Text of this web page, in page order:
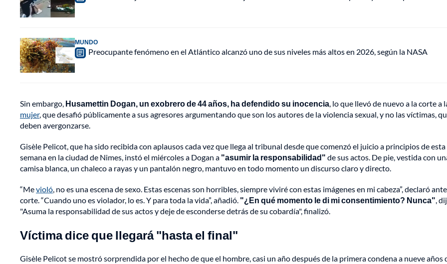
MUNDO
Preocupante fenómeno en el Atlántico alcanzó uno de sus niveles más altos en 2026, según la NASA
Sin embargo, Husamettin Dogan, un exobrero de 44 años, ha defendido su inocencia, lo que llevó de nuevo a la corte a
mujer, que desafió públicamente a sus agresores argumentando que son los autores de la violencia sexual, y no las víctimas,
deben avergonzarse.
Gisèle Pelicot, que ha sido recibida con aplausos cada vez que llega al tribunal desde que comenzó el juicio a principios de esta
semana en la ciudad de Nimes, instó el miércoles a Dogan a "asumir la responsabilidad" de sus actos. De pie, vestida con
camisa blanca, un chaleco a rayas y un pantalón negro, mantuvo en todo momento un discurso claro y directo.
“Mevioló, no es una escena de sexo. Estas escenas son horribles, siempre viviré con estas imágenes en mi cabeza”, declaró
corte. “Cuando uno es violador, lo es. Y para toda la vida”, añadió. "¿En qué momento le di mi consentimiento? Nunca",
"Asuma la responsabilidad de sus actos y deje de esconderse detrás de su cobardía", finalizó.
Víctima dice que llegará "hasta el final"
Gisèle Pelicot se mostró sorprendida por el hecho de que el hombre, casi un año después de la primera condena a nueve años